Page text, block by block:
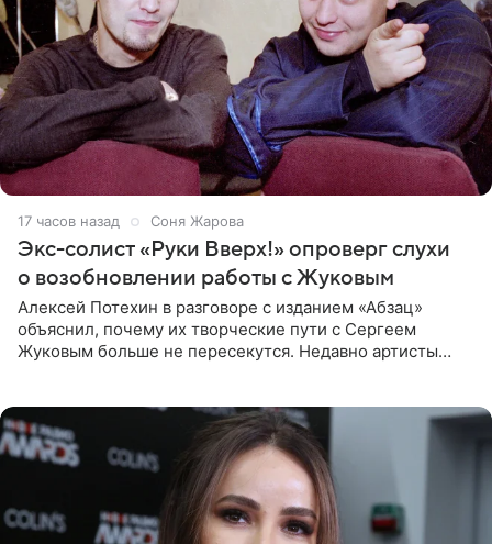
17 часов назад Соня Жарова
Экс-солист «Руки Вверх!» опроверг слухи
о возобновлении работы с Жуковым
Алексей Потехин в разговоре с изданием «Абзац»
объяснил, почему их творческие пути с Сергеем
Жуковым больше не пересекутся. Недавно артисты